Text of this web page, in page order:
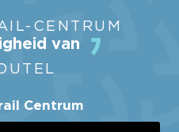
CENTRUM
van
Centrum